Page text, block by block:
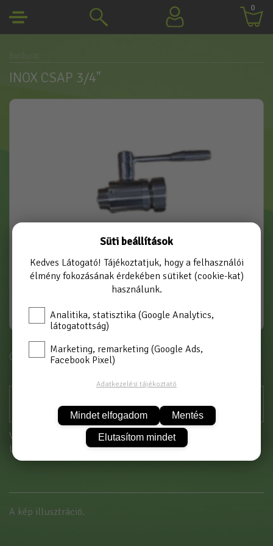
0
INOX CSAP 3/4"
Cikkszám: INOX CSAP 3/4
Vásárláshoz kérjük jelentkezzen be!
Új partnerként
itt tud regisztrálni
A kép illusztráció.
Süti beállítások
Kedves Látogató! Tájékoztatjuk, hogy a felhasználói
élmény fokozásának érdekében sütiket (cookie-kat)
használunk.
Analitika, statisztika (Google Analytics,
látogatottság)
Marketing, remarketing (Google Ads,
Facebook Pixel)
Adatkezelési tájékoztató
Mindet elfogadom Mentés
Elutasítom mindet